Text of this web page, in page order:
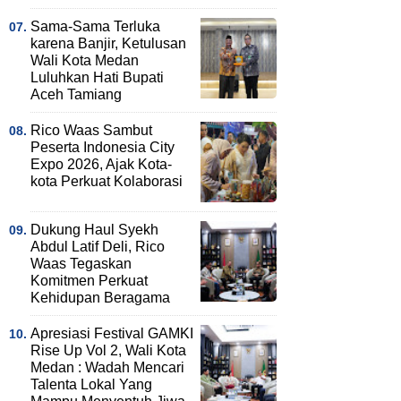
Sama-Sama Terluka
karena Banjir, Ketulusan
Wali Kota Medan
Luluhkan Hati Bupati
Aceh Tamiang
Rico Waas Sambut
Peserta Indonesia City
Expo 2026, Ajak Kota-
kota Perkuat Kolaborasi
Dukung Haul Syekh
Abdul Latif Deli, Rico
Waas Tegaskan
Komitmen Perkuat
Kehidupan Beragama
Apresiasi Festival GAMKI
Rise Up Vol 2, Wali Kota
Medan : Wadah Mencari
Talenta Lokal Yang